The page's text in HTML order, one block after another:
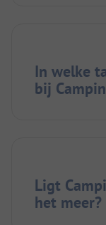
In welke
bij
Ligt
het meer?